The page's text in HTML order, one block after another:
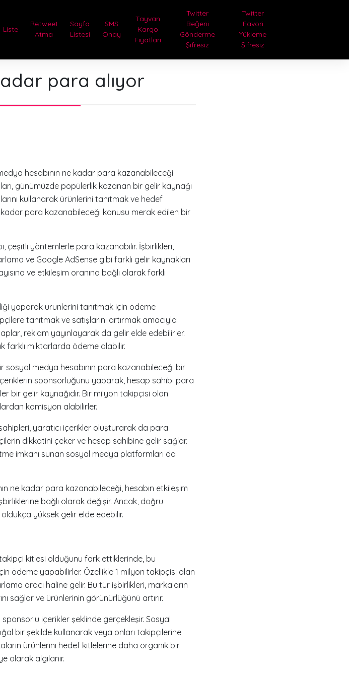
Liste
Retweet
Atma
Sayfa
Listesi
SMS
Onay
Tayvan
Kargo
Fiyatları
Twitter
Beğeni
Gönderme
Şifresiz
Twitter
Favori
Yükleme
Şifresiz
para alıyor
hesabının ne kadar para kazanabileceği
günümüzde popülerlik kazanan bir gelir kaynağı
kullanarak ürünlerini tanıtmak ve hedef
para kazanabileceği konusu merak edilen bir
çeşitli yöntemlerle para kazanabilir. İşbirlikleri,
ve Google AdSense gibi farklı gelir kaynakları
ve etkileşim oranına bağlı olarak farklı
yaparak ürünlerini tanıtmak için ödeme
tanıtmak ve satışlarını artırmak amacıyla
reklam yayınlayarak da gelir elde edebilirler.
farklı miktarlarda ödeme alabilir.
medya hesabının para kazanabileceği bir
sponsorluğunu yaparak, hesap sahibi para
bir gelir kaynağıdır. Bir milyon takipçisi olan
komisyon alabilirler.
yaratıcı içerikler oluşturarak da para
dikkatini çeker ve hesap sahibine gelir sağlar.
imkanı sunan sosyal medya platformları da
ne kadar para kazanabileceği, hesabın etkileşim
bağlı olarak değişir. Ancak, doğru
yüksek gelir elde edebilir.
kitlesi olduğunu fark ettiklerinde, bu
ödeme yapabilirler. Özellikle 1 milyon takipçisi olan
aracı haline gelir. Bu tür işbirlikleri, markaların
sağlar ve ürünlerinin görünürlüğünü artırır.
içerikler şeklinde gerçekleşir. Sosyal
bir şekilde kullanarak veya onları takipçilerine
ürünlerini hedef kitlelerine daha organik bir
olarak algılanır.